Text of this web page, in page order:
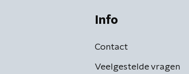
Info
Contact
Veelgestelde vragen